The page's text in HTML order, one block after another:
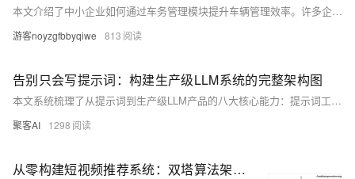
本文介绍了中小企业如何通过车务管理模块提升车辆管理效率。许多企业在管理车辆时仍依赖人工流程，导致违章处理延误、年检过期、维修费用虚高等问题频发。将这些流程数字化，可显著降低合规风险、提升维修追溯性、优化调度与资产利用率。文章详细介绍了车务管理模块的功能清单、数据模型、系统架构、API与前端设计、开发技巧与落地建议，以及实现效果与验收标准。同时提供了数据库建表SQL、后端Node.js/TypeScript代码示例与前端React表单设计参考，帮助企业快速搭建并上线系统，实现合规与成本控制的双重优化。
游客noyzgfbbyqiwe 813
告别只会写提示词：构建生产级LLM系统的完整架构图​
本文系统梳理了从提示词到生产级LLM产品的八大核心能力：提示词工程、上下文工程、微调、RAG、智能体开发、部署、优化与可观测性，助你构建可落地、可迭代的AI产品体系。
聚客AI 1298
从零构建短视频推荐系统：双塔算法架构解析与代码实现